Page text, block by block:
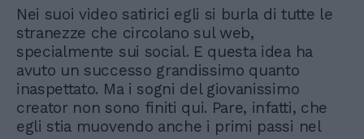
Nei suoi video satirici egli si burla di tutte le
stranezze che circolano sul web,
specialmente sui social. E questa idea ha
avuto un successo grandissimo quanto
inaspettato. Ma i sogni del giovanissimo
creator non sono finiti qui. Pare, infatti, che
egli stia muovendo anche i primi passi nel